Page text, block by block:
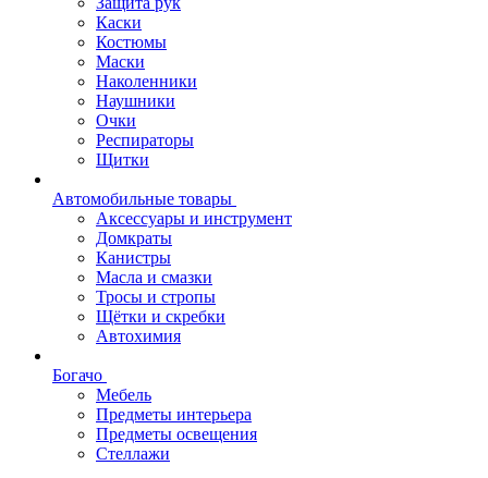
Каски
Костюмы
Маски
Наколенники
Наушники
Очки
Респираторы
Щитки
Автомобильные товары
Аксессуары и инструмент
Домкраты
Канистры
Масла и смазки
Тросы и стропы
Щётки и скребки
Автохимия
Богачо
Мебель
Предметы интерьера
Предметы освещения
Стеллажи